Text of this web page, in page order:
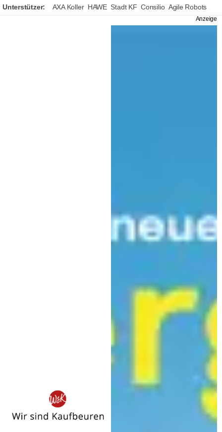
Unterstützer: AXA Koller HAWE Stadt KF Consilio Agile Robots